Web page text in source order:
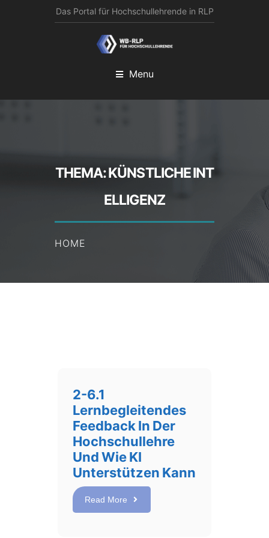
Das Portal für Hochschullehrende in RLP
Menu
THEMA:KÜNSTLICHE INT
ELLIGENZ
HOME
2-6.1
Lernbegleitendes
Feedback In Der
Hochschullehre
Und Wie KI
Unterstützen Kann
Read More